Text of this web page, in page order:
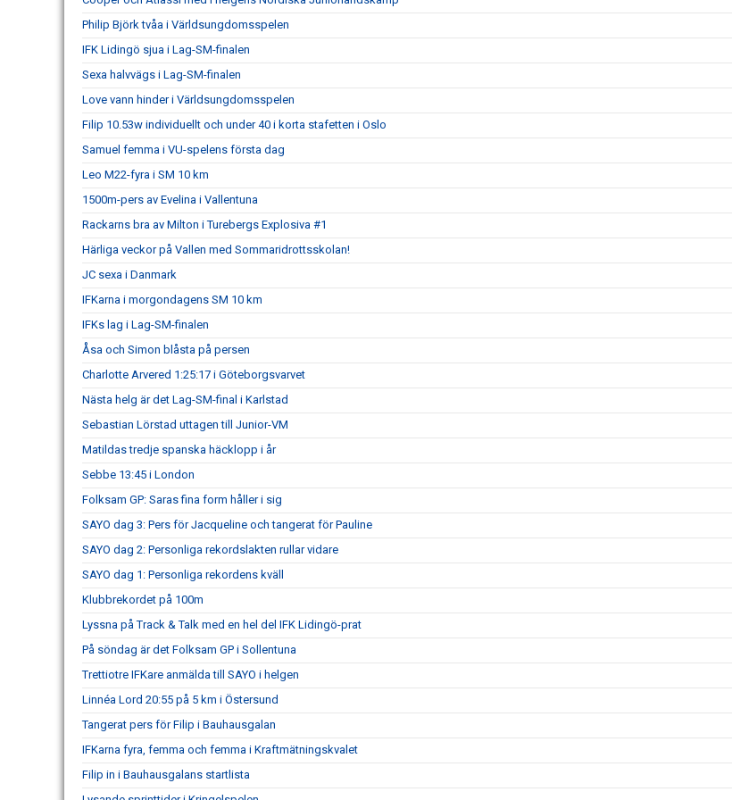
Philip Björk tvåa i Världsungdomsspelen
IFK Lidingö sjua i Lag-SM-finalen
Sexa halvvägs i Lag-SM-finalen
Love vann hinder i Världsungdomsspelen
Filip 10.53w individuellt och under 40 i korta stafetten i Oslo
Samuel femma i VU-spelens första dag
Leo M22-fyra i SM 10 km
1500m-pers av Evelina i Vallentuna
Rackarns bra av Milton i Turebergs Explosiva #1
Härliga veckor på Vallen med Sommaridrottsskolan!
JC sexa i Danmark
IFKarna i morgondagens SM 10 km
IFKs lag i Lag-SM-finalen
Åsa och Simon blåsta på persen
Charlotte Arvered 1:25:17 i Göteborgsvarvet
Nästa helg är det Lag-SM-final i Karlstad
Sebastian Lörstad uttagen till Junior-VM
Matildas tredje spanska häcklopp i år
Sebbe 13:45 i London
Folksam GP: Saras fina form håller i sig
SAYO dag 3: Pers för Jacqueline och tangerat för Pauline
SAYO dag 2: Personliga rekordslakten rullar vidare
SAYO dag 1: Personliga rekordens kväll
Klubbrekordet på 100m
Lyssna på Track & Talk med en hel del IFK Lidingö-prat
På söndag är det Folksam GP i Sollentuna
Trettiotre IFKare anmälda till SAYO i helgen
Linnéa Lord 20:55 på 5 km i Östersund
Tangerat pers för Filip i Bauhausgalan
IFKarna fyra, femma och femma i Kraftmätningskvalet
Filip in i Bauhausgalans startlista